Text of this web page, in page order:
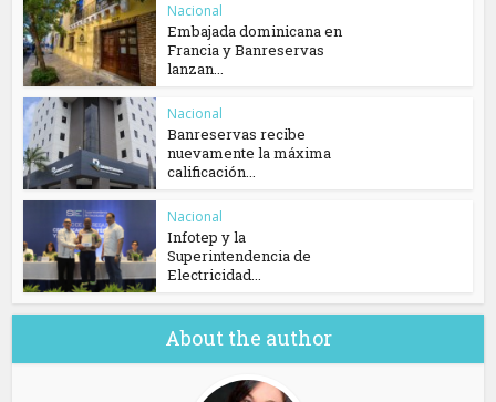
Nacional
Embajada dominicana en
Francia y Banreservas
lanzan...
Nacional
Banreservas recibe
nuevamente la máxima
calificación...
Nacional
Infotep y la
Superintendencia de
Electricidad...
About the author